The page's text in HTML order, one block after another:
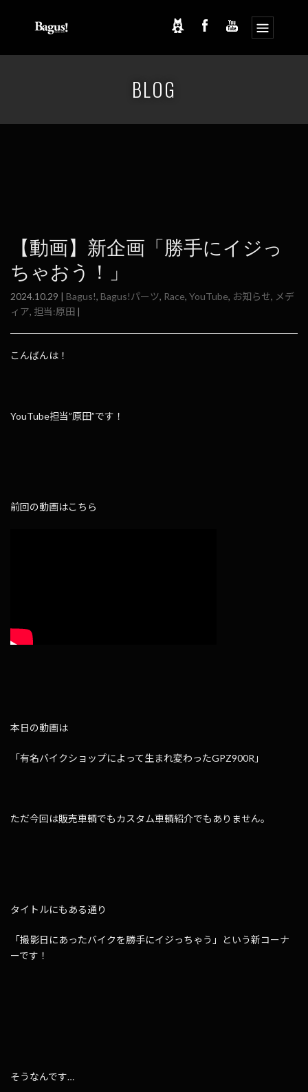
BLOG
【動画】新企画「勝手にイジっ
ちゃおう！」
2024.10.29 | Bagus!, Bagus!パーツ, Race, YouTube, お知らせ, メデ
ィア, 担当:原田 |
こんばんは！
YouTube担当”原田”です！
前回の動画はこちら
本日の動画は
「有名バイクショップによって生まれ変わったGPZ900R」
ただ今回は販売車輌でもカスタム車輌紹介でもありません。
タイトルにもある通り
「撮影日にあったバイクを勝手にイジっちゃう」という新コーナ
ーです！
そうなんです…